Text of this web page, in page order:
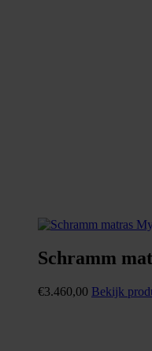
Schramm
€3.460,00 Bekijk